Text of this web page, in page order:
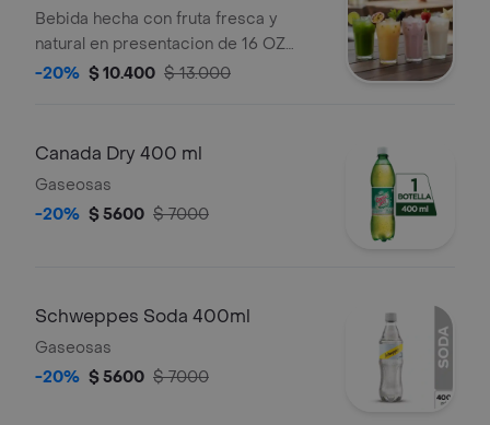
Bebida hecha con fruta fresca y
natural en presentacion de 16 OZ
heho en leche elige tu sabor favorito
-20% $ 10.400 $ 13.000
Canada Dry 400 ml
Gaseosas
-20% $ 5600 $ 7000
Schweppes Soda 400ml
Gaseosas
-20% $ 5600 $ 7000